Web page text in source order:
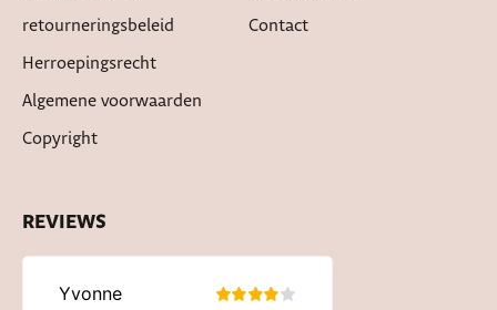
retourneringsbeleid
Herroepingsrecht
Algemene voorwaarden
Copyright
Contact
REVIEWS